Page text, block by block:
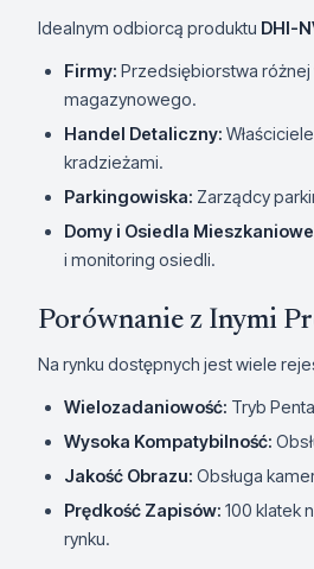
Idealnym odbiorcą produktu DHI-
Firmy: Przedsiębiorstwa
magazynowego.
Handel Detaliczny:
kradzieżami.
Parkingowiska: Zarządcy
Domy i Osiedla
i monitoring osiedli.
Porównanie z Inymi
Na rynku dostępnych jest wiele
Wielozadaniowość: Tryb
Wysoka Kompatybilność:
Jakość Obrazu: Obsługa
Prędkość Zapisów: 100 klatek
rynku.